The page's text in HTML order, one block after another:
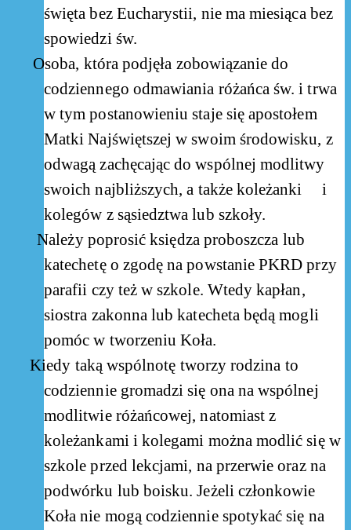
święta bez Eucharystii, nie ma miesiąca bez
spowiedzi św.
Osoba, która podjęła zobowiązanie do
codziennego odmawiania różańca św. i trwa
w tym postanowieniu staje się apostołem
Matki Najświętszej w swoim środowisku, z
odwagą zachęcając do wspólnej modlitwy
swoich najbliższych, a także koleżanki
i
kolegów z sąsiedztwa lub szkoły.
Należy poprosić księdza proboszcza lub
katechetę o zgodę na powstanie PKRD przy
parafii czy też w szkole. Wtedy kapłan,
siostra zakonna lub katecheta będą mogli
pomóc w tworzeniu Koła.
Kiedy taką wspólnotę tworzy rodzina to
codziennie gromadzi się ona na wspólnej
modlitwie różańcowej, natomiast z
koleżankami i kolegami można modlić się w
szkole przed lekcjami, na przerwie oraz na
podwórku lub boisku. Jeżeli członkowie
Koła nie mogą codziennie spotykać się na